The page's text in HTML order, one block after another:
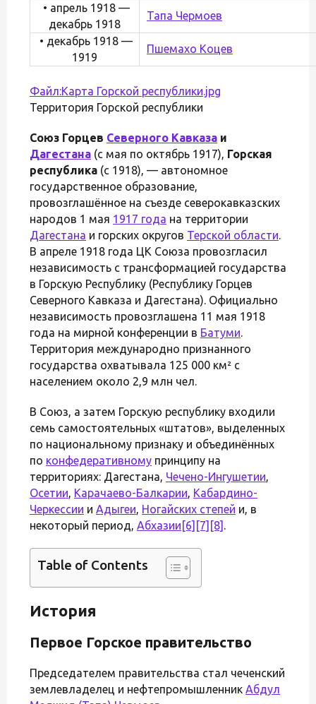
• апрель 1918 —
декабрь 1918
Тапа Чермоев
• декабрь 1918 —
1919
Пшемахо Коцев
Файл:Карта Горской республики.jpg
Территория Горской республики
Союз Горцев Северного Кавказа и
Дагестана (с мая по октябрь 1917), Горская
республика (с 1918), — автономное
государственное образование,
провозглашённое на съезде северокавказских
народов 1 мая 1917 года на территории
Дагестана и горских округов Терской области.
В апреле 1918 года ЦК Союза провозгласил
независимость с трансформацией государства
в Горскую Республику (Республику Горцев
Северного Кавказа и Дагестана). Официально
независимость провозглашена 11 мая 1918
года на мирной конференции в Батуми.
Территория международно признанного
государства охватывала 125 000 км² с
населением около 2,9 млн чел.
В Союз, а затем Горскую республику входили
семь самостоятельных «штатов», выделенных
по национальному признаку и объединённых
по конфедеративному принципу на
территориях: Дагестана, Чечено-Ингушетии,
Осетии, Карачаево-Балкарии, Кабардино-
Черкессии и Адыгеи, Ногайских степей и, в
некоторый период, Абхазии [6] [7] [8] .
Table of Contents
История
Первое Горское правительство
Председателем правительства стал чеченский
землевладелец и нефтепромышленник Абдул